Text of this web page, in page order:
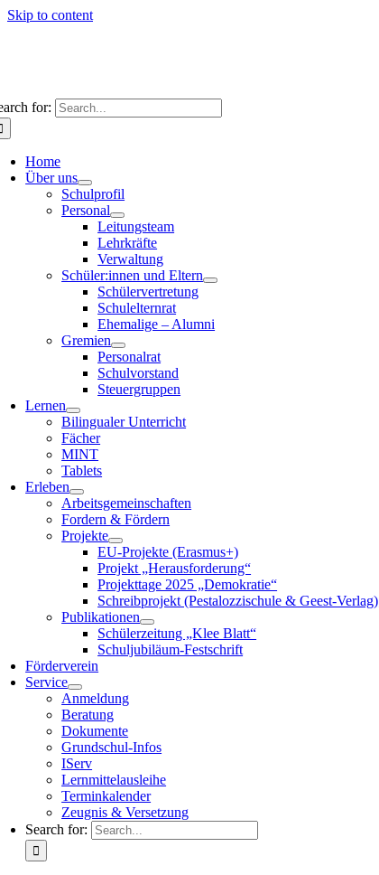
Skip to content
for:
Home
Über uns
Schulprofil
Personal
Leitungsteam
Lehrkräfte
Verwaltung
Schüler:innen und Eltern
Schülervertretung
Schulelternrat
Ehemalige – Alumni
Gremien
Personalrat
Schulvorstand
Steuergruppen
Lernen
Bilingualer Unterricht
Fächer
MINT
Tablets
Erleben
Arbeitsgemeinschaften
Fordern & Fördern
Projekte
EU-Projekte (Erasmus+)
Projekt „Herausforderung“
Projekttage 2025 „Demokratie“
Schreibprojekt (Pestalozzischule & Geest-Verlag)
Publikationen
Schülerzeitung „Klee Blatt“
Schuljubiläum-Festschrift
Förderverein
Service
Anmeldung
Beratung
Dokumente
Grundschul-Infos
IServ
Lernmittelausleihe
Terminkalender
Zeugnis & Versetzung
Search for: